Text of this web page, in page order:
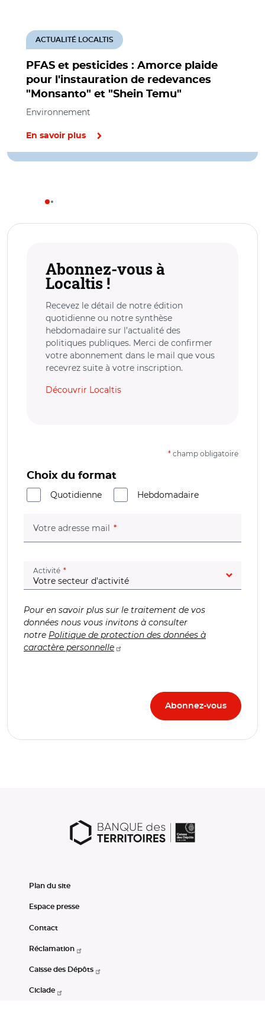
PFAS et pesticides : Amorce plaide
pour l'instauration de redevances
"Monsanto" et "Shein Temu"
ACTUALITÉ LOCALTIS
Environnement
En savoir plus
Abonnez-vous à
Localtis !
Recevez le détail de notre édition
quotidienne ou notre synthèse
hebdomadaire sur l’actualité des
politiques publiques. Merci de confirmer
votre abonnement dans le mail que vous
recevrez suite à votre inscription.
Découvrir Localtis
* champ obligatoire
Choix du format
Quotidienne
Hebdomadaire
Votre adresse mail (champ obligatoire)
Activité (champ obligatoire)
Pour en savoir plus sur le traitement de vos
données nous vous invitons à consulter
notre Politique de protection des données à
caractère personnelle
Plan du site
Espace presse
Contact
Réclamation
Caisse des Dépôts
Ciclade